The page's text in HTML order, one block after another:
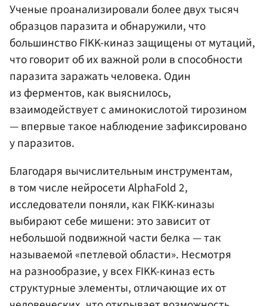
Ученые проанализировали более двух тысяч
образцов паразита и обнаружили, что
большинство FIKK-киназ защищены от мутаций,
что говорит об их важной роли в способности
паразита заражать человека. Один
из ферментов, как выяснилось,
взаимодействует с аминокислотой тирозином
— впервые такое наблюдение зафиксировано
у паразитов.
Благодаря вычислительным инструментам,
в том числе нейросети AlphaFold 2,
исследователи поняли, как FIKK-киназы
выбирают себе мишени: это зависит от
небольшой подвижной части белка — так
называемой «петлевой области». Несмотря
на разнообразие, у всех FIKK-киназ есть
структурные элементы, отличающие их от